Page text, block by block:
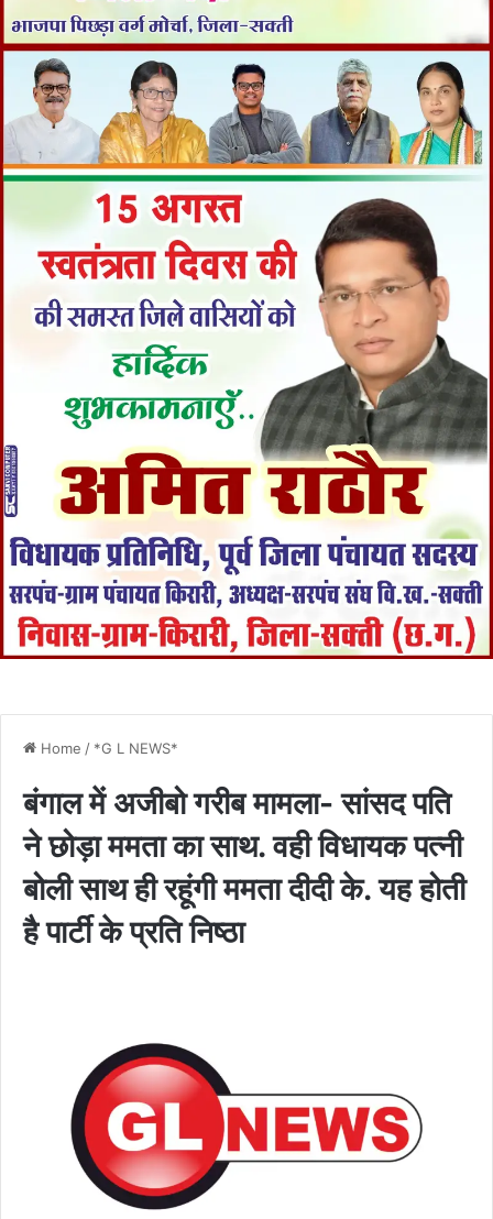
Home / *G L NEWS*
बंगाल में अजीबो गरीब मामला- सांसद पति
ने छोड़ा ममता का साथ. वही विधायक पत्नी
बोली साथ ही रहूंगी ममता दीदी के. यह होती
है पार्टी के प्रति निष्ठा